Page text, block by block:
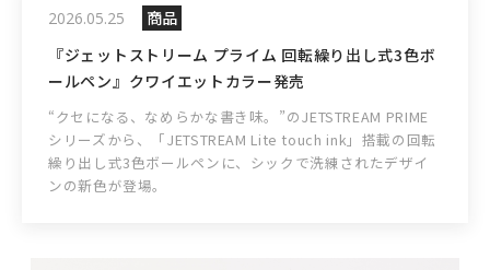
2026.05.25
商品
『ジェットストリーム プライム 回転繰り出し式3色ボ
ールペン』クワイエットカラー発売
“クセになる、なめらかな書き味。”のJETSTREAM PRIME
シリーズから、「JETSTREAM Lite touch ink」搭載の回転
繰り出し式3色ボールペンに、シックで洗練されたデザイ
ンの新色が登場。